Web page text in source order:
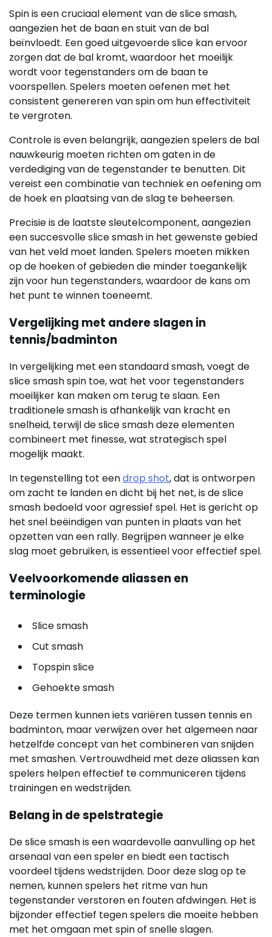
Spin is een cruciaal element van de slice smash,
aangezien het de baan en stuit van de bal
beïnvloedt. Een goed uitgevoerde slice kan ervoor
zorgen dat de bal kromt, waardoor het moeilijk
wordt voor tegenstanders om de baan te
voorspellen. Spelers moeten oefenen met het
consistent genereren van spin om hun effectiviteit
te vergroten.
Controle is even belangrijk, aangezien spelers de bal
nauwkeurig moeten richten om gaten in de
verdediging van de tegenstander te benutten. Dit
vereist een combinatie van techniek en oefening om
de hoek en plaatsing van de slag te beheersen.
Precisie is de laatste sleutelcomponent, aangezien
een succesvolle slice smash in het gewenste gebied
van het veld moet landen. Spelers moeten mikken
op de hoeken of gebieden die minder toegankelijk
zijn voor hun tegenstanders, waardoor de kans om
het punt te winnen toeneemt.
Vergelijking met andere slagen in
tennis/badminton
In vergelijking met een standaard smash, voegt de
slice smash spin toe, wat het voor tegenstanders
moeilijker kan maken om terug te slaan. Een
traditionele smash is afhankelijk van kracht en
snelheid, terwijl de slice smash deze elementen
combineert met finesse, wat strategisch spel
mogelijk maakt.
In tegenstelling tot eendrop shot, dat is ontworpen
om zacht te landen en dicht bij het net, is de slice
smash bedoeld voor agressief spel. Het is gericht op
het snel beëindigen van punten in plaats van het
opzetten van een rally. Begrijpen wanneer je elke
slag moet gebruiken, is essentieel voor effectief spel.
Veelvoorkomende aliassen en
terminologie
Slice smash
Cut smash
Topspin slice
Gehoekte smash
Deze termen kunnen iets variëren tussen tennis en
badminton, maar verwijzen over het algemeen naar
hetzelfde concept van het combineren van snijden
met smashen. Vertrouwdheid met deze aliassen kan
spelers helpen effectief te communiceren tijdens
trainingen en wedstrijden.
Belang in de spelstrategie
De slice smash is een waardevolle aanvulling op het
arsenaal van een speler en biedt een tactisch
voordeel tijdens wedstrijden. Door deze slag op te
nemen, kunnen spelers het ritme van hun
tegenstander verstoren en fouten afdwingen. Het is
bijzonder effectief tegen spelers die moeite hebben
met het omgaan met spin of snelle slagen.